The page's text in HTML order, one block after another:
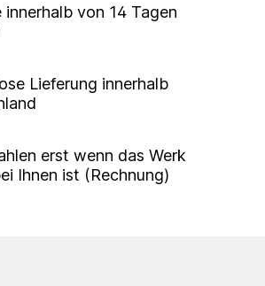
innerhalb von 14 Tagen
Lieferung innerhalb
erst wenn das Werk
Ihnen ist (Rechnung)